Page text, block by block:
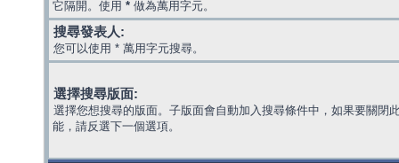
它隔開。使用 * 做為萬用字元。
搜尋發表人:
您可以使用 * 萬用字元搜尋。
選擇搜尋版面:
選擇您想搜尋的版面。子版面會自動加入搜尋條件中，如果要關閉
能，請反選下一個選項。